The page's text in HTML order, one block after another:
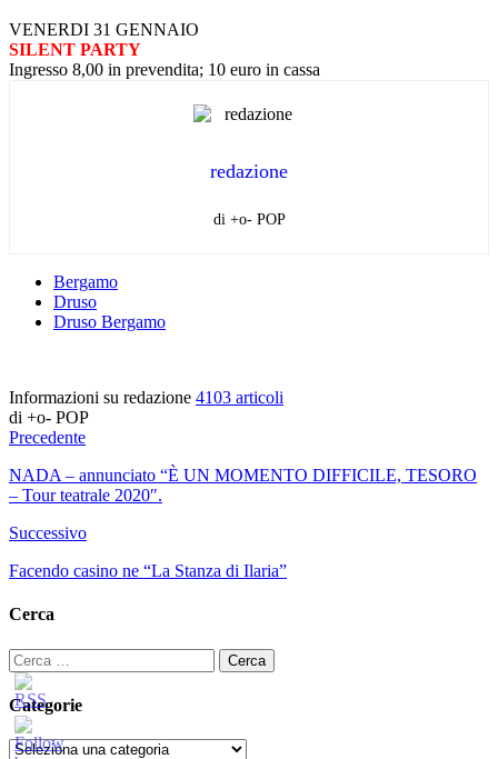
VENERDI 31 GENNAIO
SILENT PARTY
Ingresso 8,00 in prevendita; 10 euro in cassa
redazione
di +o- POP
Bergamo
Druso
Druso Bergamo
Informazioni su redazione 4103 articoli
di +o- POP
Precedente
NADA – annunciato “È UN MOMENTO DIFFICILE, TESORO
– Tour teatrale 2020″.
Successivo
Facendo casino ne “La Stanza di Ilaria”
Cerca
Ricerca
per:
Categorie
Categorie